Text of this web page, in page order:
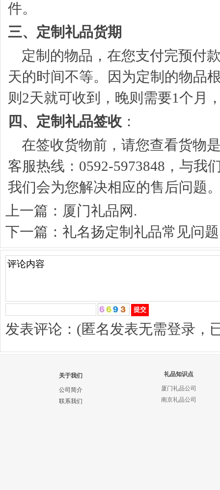
件。
三、定制礼品货期
定制的物品，在您支付完预付
天的时间不等。因为定制的物品
则2天就可收到，晚则需要1个月
四、定制礼品签收 ：
在签收货物前，请您查看货物
客服热线：0592-5973848，与我
我们会为您解决相应的售后问题
上一篇： 厦门礼品网.
下一篇： 礼名扬定制礼品常见问题
发表评论：(匿名发表无需登录，
关于我们
公司简介
联系我们
礼品知识点
厦门礼品公司
南京礼品公司